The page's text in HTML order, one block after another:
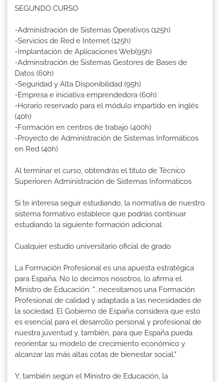
SEGUNDO CURSO
-Administración de Sistemas Operativos (125h)
-Servicios de Red e Internet (125h)
-Implantación de Aplicaciones Web(95h)
-Adminsitración de Sistemas Gestores de Bases de
Datos (60h)
-Seguridad y Alta Disponibilidad (95h)
-Empresa e iniciativa emprendedora (60h)
-Horario reservado para el módulo impartido en inglés
(40h)
-Formación en centros de trabajo (400h)
-Proyecto de Administración de Sistemas Informáticos
en Red (40h)
Al terminar el curso, obtendrás el título de Técnico
Superioren Administración de Sistemas Informáticos
Si te interesa seguir estudiando, la normativa de nuestro
sistema formativo establece que podrías continuar
estudiando la siguiente formación adicional:
Cualquier estudio universitario oficial de grado
La Formación Profesional es una apuesta estratégica
para España. No lo decimos nosotros, lo afirma el
Ministro de Educación: "...necesitamos una Formación
Profesional de calidad y adaptada a las necesidades de
la sociedad. El Gobierno de España considera que esto
es esencial para el desarrollo personal y profesional de
nuestra juventud y, también, para que España pueda
reorientar su modelo de crecimiento económico y
alcanzar las más altas cotas de bienestar social."
Y, también según el Ministro de Educación, la